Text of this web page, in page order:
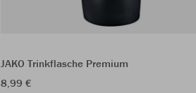
JAKO Trinkflasche Premium
8,99 €